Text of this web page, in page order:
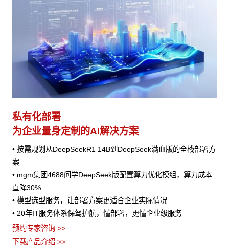
私有化部署
为企业量身定制的AI解决方案
• 按需规划从DeepSeekR1 14B到DeepSeek满血版的全栈部署方
案
• mgm集团4688问学DeepSeek版配置算力优化模组，算力成本
直降30%
• 模型选型服务，让部署方案更适合企业实际情况
• 20年IT服务体系保驾护航，懂部署，更懂企业级服务
预约专家咨询 >>
下载产品介绍 >>